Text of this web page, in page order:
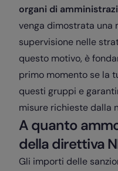
organi di
venga dimostrata una
supervisione nelle
questo motivo, è
primo momento se la
questi gruppi e
misure richieste dalla
A quanto
della direttiva
Gli importi delle